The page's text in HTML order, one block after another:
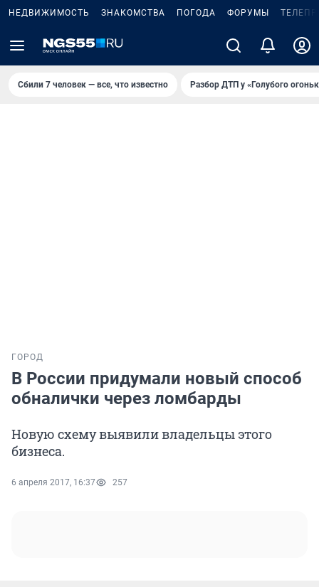
НЕДВИЖИМОСТЬ ЗНАКОМСТВА ПОГОДА ФОРУМЫ
Сбили 7 человек — все, что известно Разбор ДТП у «Голубого
ГОРОД
В России придумали новый способ
обналички через ломбарды
Новую схему выявили владельцы этого
бизнеса.
6 апреля 2017, 16:37 257